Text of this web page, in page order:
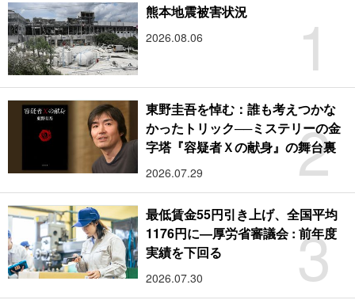
1
熊本地震被害状況
2026.08.06
2
東野圭吾を悼む：誰も考えつかな
かったトリック──ミステリーの金
字塔『容疑者Ｘの献身』の舞台裏
2026.07.29
3
最低賃金55円引き上げ、全国平均
1176円に―厚労省審議会 : 前年度
実績を下回る
2026.07.30